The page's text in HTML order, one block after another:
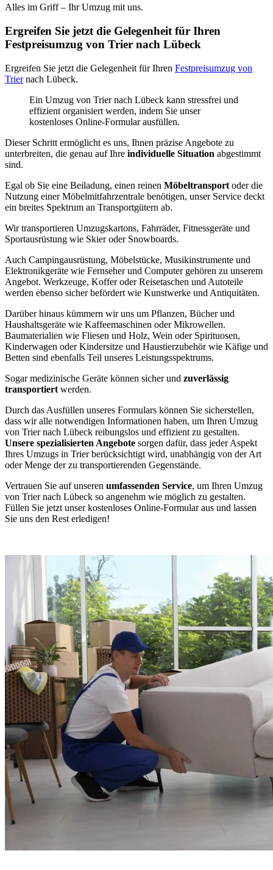
Alles im Griff – Ihr Umzug mit uns.
Ergreifen Sie jetzt die Gelegenheit für Ihren
Festpreisumzug von Trier nach Lübeck
Ergreifen Sie jetzt die Gelegenheit für Ihren Festpreisumzug von
Triernach Lübeck.
Ein Umzug von Trier nach Lübeck kann stressfrei und
effizient organisiert werden, indem Sie unser
kostenloses Online-Formular ausfüllen.
Dieser Schritt ermöglicht es uns, Ihnen präzise Angebote zu
unterbreiten, die genau auf Ihre individuelle Situation abgestimmt
sind.
Egal ob Sie eine Beiladung, einen reinen Möbeltransport oder die
Nutzung einer Möbelmitfahrzentrale benötigen, unser Service deckt
ein breites Spektrum an Transportgütern ab.
Wir transportieren Umzugskartons, Fahrräder, Fitnessgeräte und
Sportausrüstung wie Skier oder Snowboards.
Auch Campingausrüstung, Möbelstücke, Musikinstrumente und
Elektronikgeräte wie Fernseher und Computer gehören zu unserem
Angebot. Werkzeuge, Koffer oder Reisetaschen und Autoteile
werden ebenso sicher befördert wie Kunstwerke und Antiquitäten.
Darüber hinaus kümmern wir uns um Pflanzen, Bücher und
Haushaltsgeräte wie Kaffeemaschinen oder Mikrowellen.
Baumaterialien wie Fliesen und Holz, Wein oder Spirituosen,
Kinderwagen oder Kindersitze und Haustierzubehör wie Käfige und
Betten sind ebenfalls Teil unseres Leistungsspektrums.
Sogar medizinische Geräte können sicher und zuverlässig
transportiert werden.
Durch das Ausfüllen unseres Formulars können Sie sicherstellen,
dass wir alle notwendigen Informationen haben, um Ihren Umzug
von Trier nach Lübeck reibungslos und effizient zu gestalten.
Unsere spezialisierten Angebote sorgen dafür, dass jeder Aspekt
Ihres Umzugs in Trier berücksichtigt wird, unabhängig von der Art
oder Menge der zu transportierenden Gegenstände.
Vertrauen Sie auf unseren umfassenden Service, um Ihren Umzug
von Trier nach Lübeck so angenehm wie möglich zu gestalten.
Füllen Sie jetzt unser kostenloses Online-Formular aus und lassen
Sie uns den Rest erledigen!